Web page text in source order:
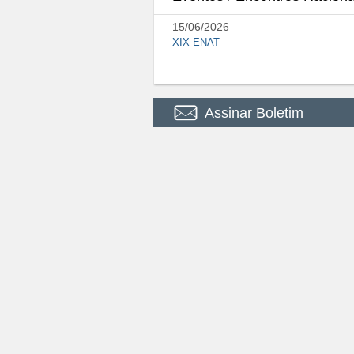
15/06/2026
XIX ENAT
Assinar Boletim